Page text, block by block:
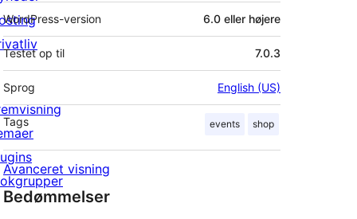
WordPress-version 6.0 eller højere
Testet op til 7.0.3
Sprog English (US)
Tags events shop
Avanceret visning
Bedømmelser